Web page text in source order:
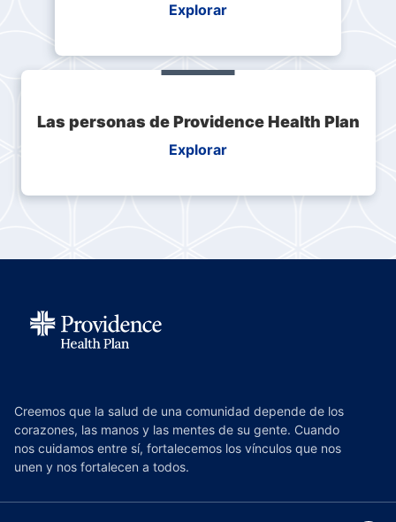
Explorar
Las personas de Providence Health Plan
Explorar
Creemos que la salud de una comunidad depende de los
corazones, las manos y las mentes de su gente. Cuando
nos cuidamos entre sí, fortalecemos los vínculos que nos
unen y nos fortalecen a todos.